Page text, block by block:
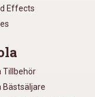
Effects
Tillbehör
Bästsäljare